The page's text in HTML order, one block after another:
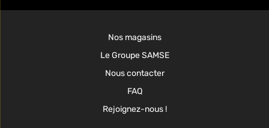
Nos magasins
Le Groupe SAMSE
Nous contacter
FAQ
Rejoignez-nous !